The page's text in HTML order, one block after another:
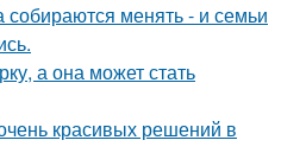
менять - и семьи
а она может стать
красивых решений в